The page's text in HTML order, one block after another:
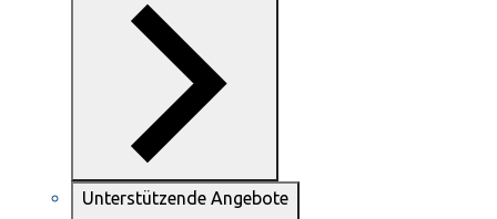
Unterstützende Angebote